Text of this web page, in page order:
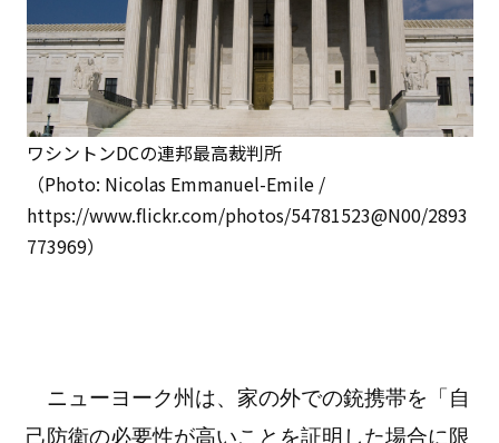
ワシントンDCの連邦最高裁判所
（Photo: Nicolas Emmanuel-Emile /
https://www.flickr.com/photos/54781523@N00/2893
773969）
ニューヨーク州は、家の外での銃携帯を「自
己防衛の必要性が高いことを証明した場合に限